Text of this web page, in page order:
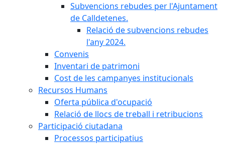
Subvencions rebudes per l'Ajuntament
de Calldetenes.
Relació de subvencions rebudes
l'any 2024.
Convenis
Inventari de patrimoni
Cost de les campanyes institucionals
Recursos Humans
Oferta pública d'ocupació
Relació de llocs de treball i retribucions
Participació ciutadana
Processos participatius